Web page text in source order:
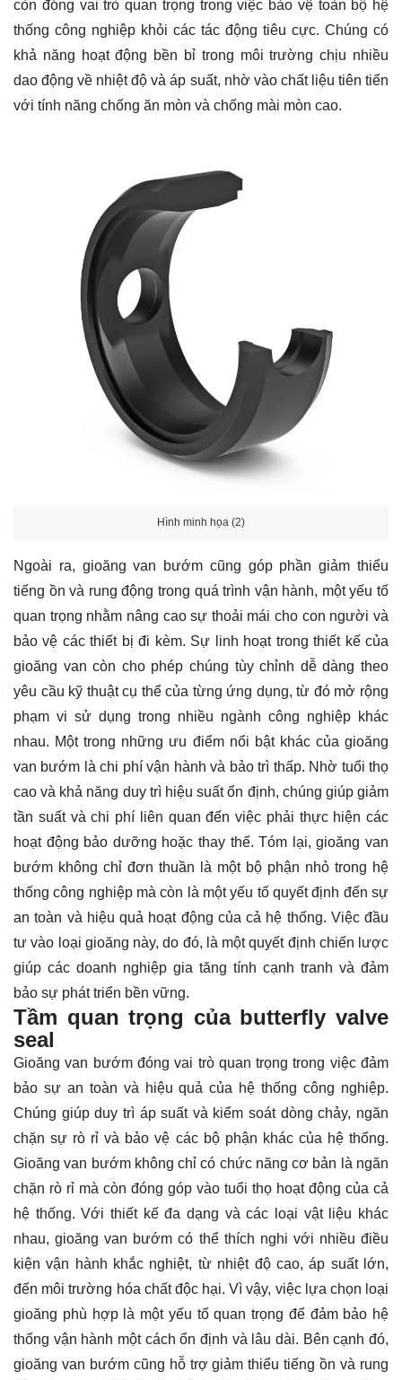
còn đóng vai trò quan trọng trong việc bảo vệ toàn bộ hệ
thống công nghiệp khỏi các tác động tiêu cực. Chúng có
khả năng hoạt động bền bỉ trong môi trường chịu nhiều
dao động về nhiệt độ và áp suất, nhờ vào chất liệu tiên tiến
với tính năng chống ăn mòn và chống mài mòn cao.
Hình minh họa (2)
Ngoài ra, gioăng van bướm cũng góp phần giảm thiểu
tiếng ồn và rung động trong quá trình vận hành, một yếu tố
quan trọng nhằm nâng cao sự thoải mái cho con người và
bảo vệ các thiết bị đi kèm. Sự linh hoạt trong thiết kế của
gioăng van còn cho phép chúng tùy chỉnh dễ dàng theo
yêu cầu kỹ thuật cụ thể của từng ứng dụng, từ đó mở rộng
phạm vi sử dụng trong nhiều ngành công nghiệp khác
nhau. Một trong những ưu điểm nổi bật khác của gioăng
van bướm là chi phí vận hành và bảo trì thấp. Nhờ tuổi thọ
cao và khả năng duy trì hiệu suất ổn định, chúng giúp giảm
tần suất và chi phí liên quan đến việc phải thực hiện các
hoạt động bảo dưỡng hoặc thay thế. Tóm lại, gioăng van
bướm không chỉ đơn thuần là một bộ phận nhỏ trong hệ
thống công nghiệp mà còn là một yếu tố quyết định đến sự
an toàn và hiệu quả hoạt động của cả hệ thống. Việc đầu
tư vào loại gioăng này, do đó, là một quyết định chiến lược
giúp các doanh nghiệp gia tăng tính cạnh tranh và đảm
bảo sự phát triển bền vững.
Tầm quan trọng của butterfly valve
seal
Gioăng van bướm đóng vai trò quan trọng trong việc đảm
bảo sự an toàn và hiệu quả của hệ thống công nghiệp.
Chúng giúp duy trì áp suất và kiểm soát dòng chảy, ngăn
chặn sự rò rỉ và bảo vệ các bộ phận khác của hệ thống.
Gioăng van bướm không chỉ có chức năng cơ bản là ngăn
chặn rò rỉ mà còn đóng góp vào tuổi thọ hoạt động của cả
hệ thống. Với thiết kế đa dạng và các loại vật liệu khác
nhau, gioăng van bướm có thể thích nghi với nhiều điều
kiện vận hành khắc nghiệt, từ nhiệt độ cao, áp suất lớn,
đến môi trường hóa chất độc hại. Vì vậy, việc lựa chọn loại
gioăng phù hợp là một yếu tố quan trọng để đảm bảo hệ
thống vận hành một cách ổn định và lâu dài. Bên cạnh đó,
gioăng van bướm cũng hỗ trợ giảm thiểu tiếng ồn và rung